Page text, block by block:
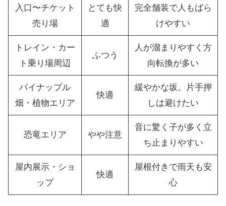
入口〜チケット
売り場
とても快
適
完全舗装で人もばら
けやすい
トレイン・カー
ト乗り場周辺
ふつう
人が溜まりやすく方
向転換が多い
パイナップル
畑・植物エリア
快適
緩やかな坂。片手押
しは避けたい
恐竜エリア やや注意
音に驚く子が多く立
ち止まりやすい
屋内展示・ショ
ップ
快適
屋根付きで雨天も安
心